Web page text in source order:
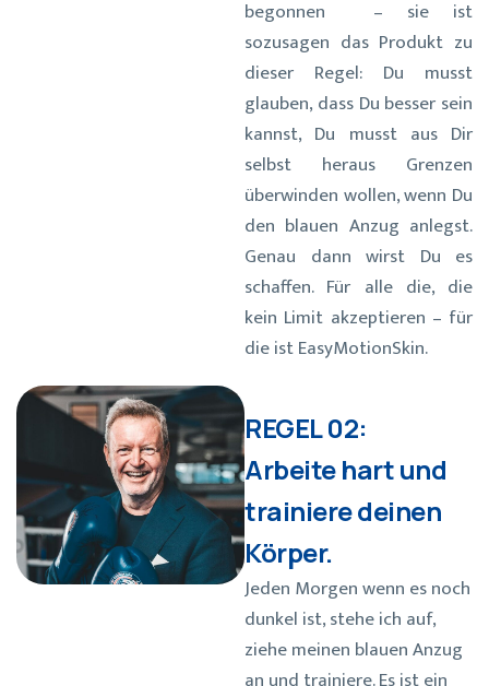
begonnen – sie ist
sozusagen das Produkt zu
dieser Regel: Du musst
glauben, dass Du besser sein
kannst, Du musst aus Dir
selbst heraus Grenzen
überwinden wollen, wenn Du
den blauen Anzug anlegst.
Genau dann wirst Du es
schaffen. Für alle die, die
kein Limit akzeptieren – für
die ist EasyMotionSkin.
REGEL 02:
Arbeite hart und
trainiere deinen
Körper.
Jeden Morgen wenn es noch
dunkel ist, stehe ich auf,
ziehe meinen blauen Anzug